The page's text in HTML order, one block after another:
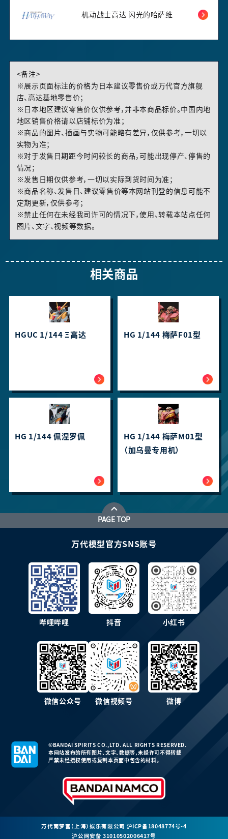
机动战士高达 闪光的哈萨维
<备注>
※展示页面标注的价格为日本建议零售价或万代官方旗舰
店、高达基地零售价；
※日本地区建议零售价仅供参考，并非本商品标价。中国内地
地区销售价格请以店铺标价为准；
※商品的图片、插画与实物可能略有差异，仅供参考，一切以
实物为准；
※对于发售日期距今时间较长的商品，可能出现停产、停售的
情况；
※发售日期仅供参考，一切以实际到货时间为准；
※商品名称、发售日、建议零售价等本网站刊登的信息可能不
定期更新，仅供参考；
※禁止任何在未经我司许可的情况下，使用、转载本站点任何
图片、文字、视频等数据。
相关商品
HGUC 1/144 Ξ高达 HG 1/144 梅萨F01型
HG 1/144 佩涅罗佩
HG 1/144 梅萨M01型
（加乌曼专用机）
PAGE TOP
万代模型官方SNS账号
哔哩哔哩 抖音 小红书
微信公众号 微信视频号 微博
©BANDAI SPIRITS CO.,LTD. ALL RIGHTS RESERVED.
本网站发布的所有图片、文字、数据等，未经许可不得转载
严禁未经授权使用或复制本页面中包含的材料。
万代南梦宫（上海）娱乐有限公司 沪ICP备18048774号-4
沪公网安备 31010502006417号